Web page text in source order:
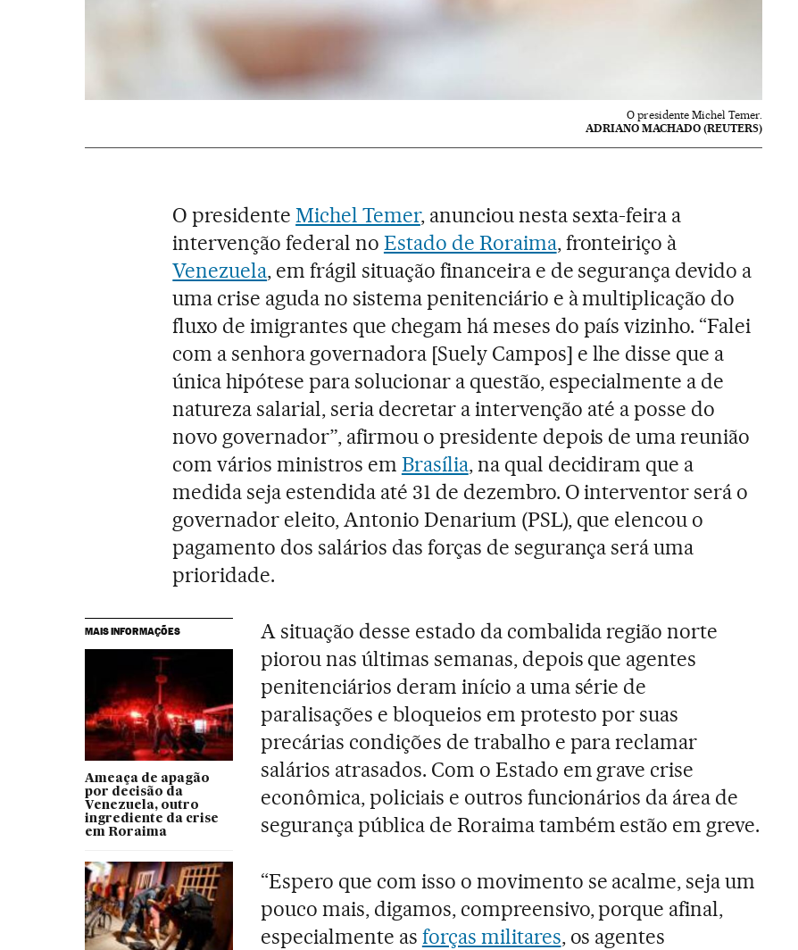
O presidente Michel Temer.
ADRIANO MACHADO (REUTERS)
O presidenteMichel Temer, anunciou nesta sexta-feira a
intervenção federal no Estado de Roraima, fronteiriço à
Venezuela, em frágil situação financeira e de segurança devido a
uma crise aguda no sistema penitenciário e à multiplicação do
fluxo de imigrantes que chegam há meses do país vizinho. “Falei
com a senhora governadora [Suely Campos] e lhe disse que a
única hipótese para solucionar a questão, especialmente a de
natureza salarial, seria decretar a intervenção até a posse do
novo governador”, afirmou o presidente depois de uma reunião
com vários ministros em Brasília, na qual decidiram que a
medida seja estendida até 31 de dezembro. O interventor será o
governador eleito, Antonio Denarium (PSL), que elencou o
pagamento dos salários das forças de segurança será uma
prioridade.
MAIS INFORMAÇÕES
Ameaça de apagão
por decisão da
Venezuela, outro
ingrediente da crise
em Roraima
A situação desse estado da combalida região norte
piorou nas últimas semanas, depois que agentes
penitenciários deram início a uma série de
paralisações e bloqueios em protesto por suas
precárias condições de trabalho e para reclamar
salários atrasados. Com o Estado em grave crise
econômica, policiais e outros funcionários da área de
segurança pública de Roraima também estão em greve.
“Espero que com isso o movimento se acalme, seja um
pouco mais, digamos, compreensivo, porque afinal,
especialmente as forças militares, os agentes